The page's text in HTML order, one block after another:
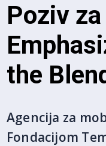
Poziv
the
Agencija za
Fondacijom